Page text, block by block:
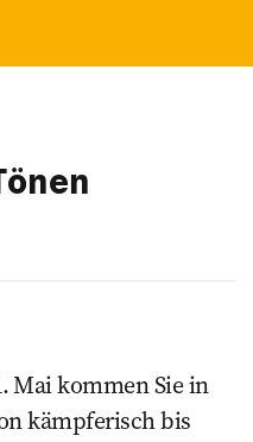
Mai kommen Sie in
kämpferisch bis